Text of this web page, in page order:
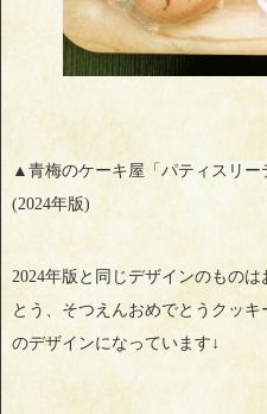
▲青梅のケーキ屋「パティスリー
(2024年版)
2024年版と同じデザインのもの
とう、そつえんおめでとうクッ
のデザインになっています↓